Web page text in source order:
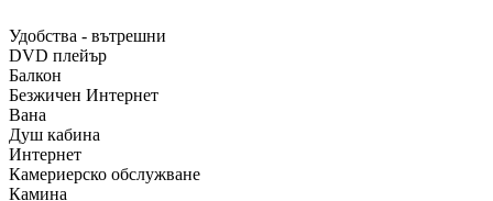
Удобства - вътрешни
DVD плейър
Балкон
Безжичен Интернет
Вана
Душ кабина
Интернет
Камериерско обслужване
Камина